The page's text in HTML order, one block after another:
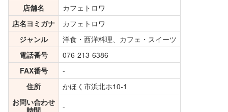
店舗名
カフェトロワ
店名ヨミガナ
カフェトロワ
ジャンル
洋食・西洋料理、カフェ・スイーツ
電話番号
076-213-6386
FAX番号
-
住所
かほく市浜北ホ10-1
お問い合わせ
時間
-